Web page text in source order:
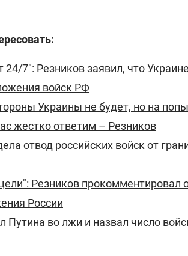
24/7": Резников заявил, что
войск РФ
Украины не будет, но на
жестко ответим – Резников
отвод российских войск от
Резников прокомментировал
России
Путина во лжи и назвал число